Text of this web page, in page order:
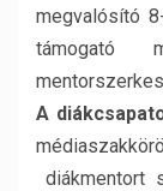
megvalósító
támogató
A
diákmentort